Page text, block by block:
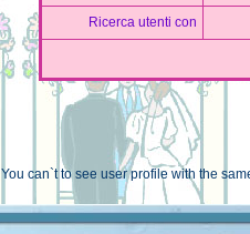
Ricerca utenti con
You can`t to see user profile with the